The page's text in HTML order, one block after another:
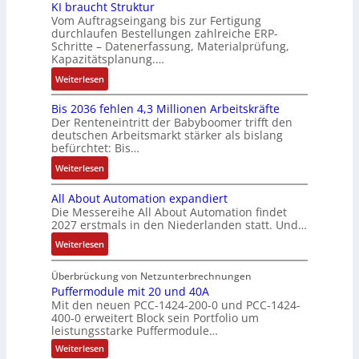
E
n
t
w
i
c
k
l
u
n
g
P
o
s
i
t
i
v
e
M
o
m
e
n
t
a
u
f
n
a
h
m
e
,
g
b
o
t
i
k
n
i
n
F
a
n
u
c
C
N
C
-
S
y
s
t
e
m
e
k
-
G
e
s
c
h
ä
f
t
s
f
h
r
e
r
u
m
V
o
r
y
s
t
è
m
e
s
:
Q
2
-
E
r
g
e
b
n
i
s
s
e
b
e
s
e
r
V
e
r
t
r
i
e
b
s
-
u
n
d
M
a
r
k
e
t
i
n
g
KI braucht Struktur
Vom Auftragseingang bis zur Fertigung
durchlaufen Bestellungen zahlreiche ERP-
Schritte – Datenerfassung, Materialprüfung,
Kapazitätsplanung.…
Weiterlesen:
K
I
b
r
a
u
c
h
t
S
t
r
u
k
t
u
r
Bis 2036 fehlen 4,3 Millionen Arbeitskräfte
Der Renteneintritt der Babyboomer trifft den
deutschen Arbeitsmarkt stärker als bislang
befürchtet: Bis…
Weiterlesen:
B
i
s
2
0
3
6
f
e
h
l
e
All About Automation expandiert
Die Messereihe All About Automation findet
2027 erstmals in den Niederlanden statt. Und…
Weiterlesen:
A
l
l
A
b
o
u
Überbrückung von Netzunterbrechnungen
Puffermodule mit 20 und 40A
Mit den neuen PCC-1424-200-0 und PCC-1424-
400-0 erweitert Block sein Portfolio um
leistungsstarke Puffermodule…
Weiterlesen: